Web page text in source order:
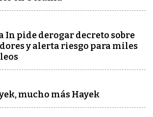
In pide derogar decreto sobre
y alerta riesgo para miles
mucho más Hayek